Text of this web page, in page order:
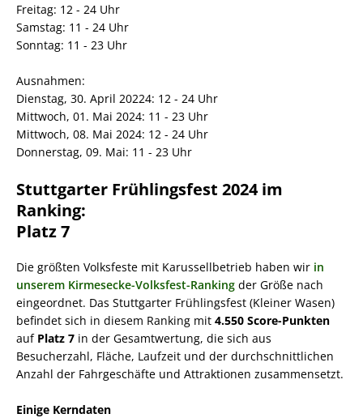
Freitag: 12 - 24 Uhr
Samstag: 11 - 24 Uhr
Sonntag: 11 - 23 Uhr
Ausnahmen:
Dienstag, 30. April 20224: 12 - 24 Uhr
Mittwoch, 01. Mai 2024: 11 - 23 Uhr
Mittwoch, 08. Mai 2024: 12 - 24 Uhr
Donnerstag, 09. Mai: 11 - 23 Uhr
Stuttgarter Frühlingsfest 2024 im
Ranking:
Platz 7
Die größten Volksfeste mit Karussellbetrieb haben wir in
unserem Kirmesecke-Volksfest-Ranking der Größe nach
eingeordnet. Das Stuttgarter Frühlingsfest (Kleiner Wasen)
befindet sich in diesem Ranking mit 4.550 Score-Punkten
auf Platz 7 in der Gesamtwertung, die sich aus
Besucherzahl, Fläche, Laufzeit und der durchschnittlichen
Anzahl der Fahrgeschäfte und Attraktionen zusammensetzt.
Einige Kerndaten